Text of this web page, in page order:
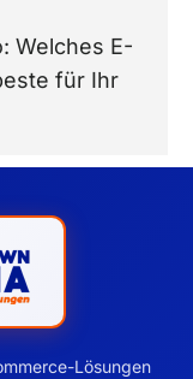
Welches E-
für Ihr
Lösungen